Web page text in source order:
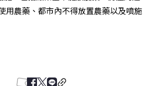
用農藥、都市內不得放置農藥以及噴施